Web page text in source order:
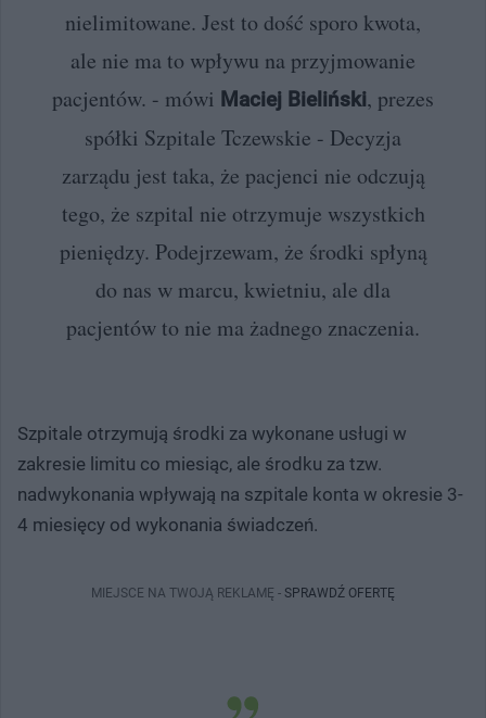
nielimitowane. Jest to dość sporo kwota,
ale nie ma to wpływu na przyjmowanie
pacjentów. - mówi Maciej Bieliński, prezes
spółki Szpitale Tczewskie - Decyzja
zarządu jest taka, że pacjenci nie odczują
tego, że szpital nie otrzymuje wszystkich
pieniędzy. Podejrzewam, że środki spłyną
do nas w marcu, kwietniu, ale dla
pacjentów to nie ma żadnego znaczenia.
Szpitale otrzymują środki za wykonane usługi w
zakresie limitu co miesiąc, ale środku za tzw.
nadwykonania wpływają na szpitale konta w okresie 3-
4 miesięcy od wykonania świadczeń.
MIEJSCE NA TWOJĄ REKLAMĘ - SPRAWDŹ OFERTĘ